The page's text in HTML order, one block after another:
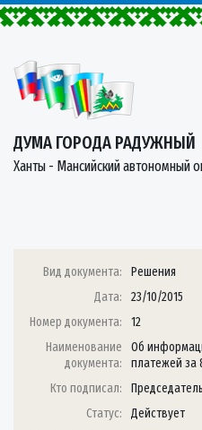
ДУМА ГОРОДА РАДУЖНЫЙ
Ханты - Мансийский автономный
Вид документа:
Решения
Дата:
23/10/2015
Номер документа:
12
Наименование
документа:
Об
платежей за
Кто подписал:
Статус:
Действует